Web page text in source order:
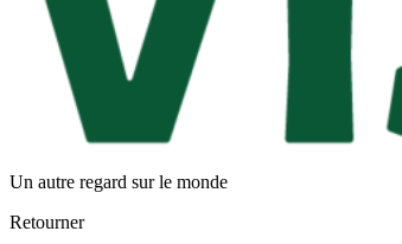
Un autre regard sur le monde
Retourner